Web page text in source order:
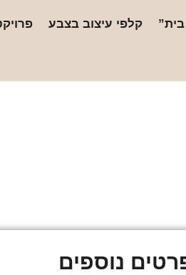
קלפי עיצוב בצבע
נוספים